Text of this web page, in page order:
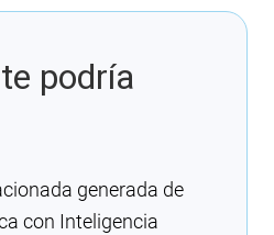
podría
generada de
con Inteligencia